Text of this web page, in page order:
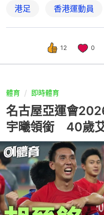
港足 香港運動員
12 0
體育 即時體育
名古屋亞運會
宇曦領銜 40歲